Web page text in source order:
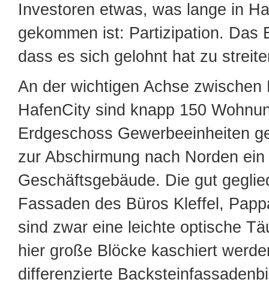
Investoren etwas, was lange in
gekommen ist: Partizipation. Das
dass es sich gelohnt hat zu
An der wichtigen Achse zwischen
HafenCity sind knapp 150
Erdgeschoss Gewerbeeinheiten
zur Abschirmung nach Norden
Geschäftsgebäude. Die gut
Fassaden des Büros Kleffel,
sind zwar eine leichte optische
hier große Blöcke kaschiert
differenzierte